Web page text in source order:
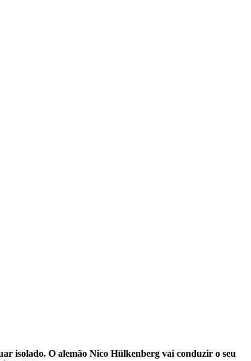
isolado. O alemão Nico Hülkenberg vai conduzir o seu